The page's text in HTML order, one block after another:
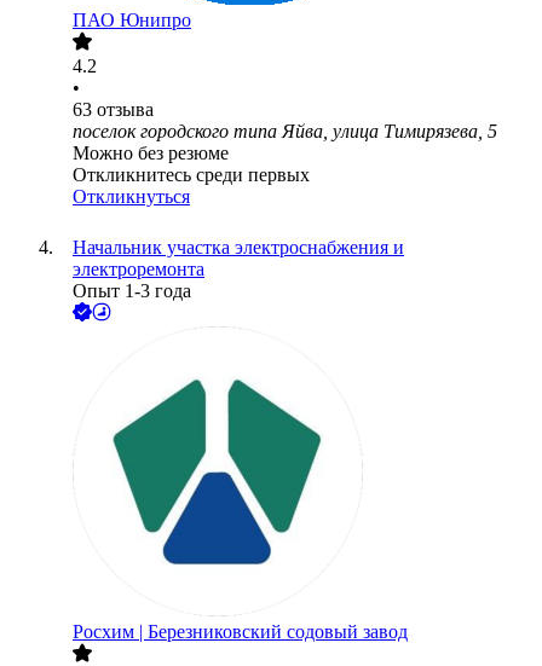
ПАО Юнипро
4.2
•
63 отзыва
поселок городского типа Яйва, улица Тимирязева, 5
Можно без резюме
Откликнитесь среди первых
Откликнуться
Начальник участка электроснабжения и
электроремонта
Опыт 1-3 года
Росхим | Березниковский содовый завод